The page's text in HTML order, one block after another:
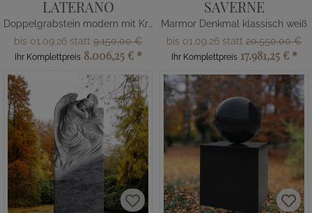
LATERANO
Doppelgrabstein modern mit Kreuz
bis 01.09.26 statt 9.150,00 €
Ihr Komplettpreis 8.006,25 € *
SAVERNE
Marmor Denkmal klassisch weiß
bis 01.09.26 statt 20.550,00 €
Ihr Komplettpreis 17.981,25 € *